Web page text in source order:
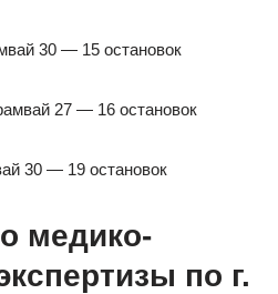
30 — 15 остановок
27 — 16 остановок
30 — 19 остановок
медико-
по г.